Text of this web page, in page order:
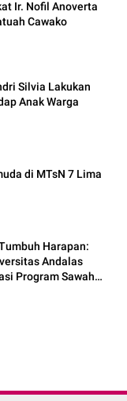
Ir. Nofil Anoverta
Cawako
Silvia Lakukan
Anak Warga
di MTsN 7 Lima
Harapan:
Andalas
Program Sawah
Bayua